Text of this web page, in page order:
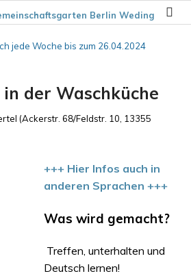
jede Woche bis zum 26.04.2024
der Waschküche
(Ackerstr. 68/Feldstr. 10, 13355
+++ Hier Infos auch in
anderen Sprachen+++
Was wird gemacht?
Treffen, unterhalten und
Deutsch lernen!